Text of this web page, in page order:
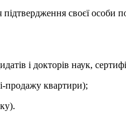
своєї особи
і докторів наук,
продажу квартири);